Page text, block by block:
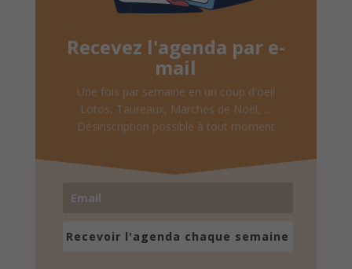
Recevez l'agenda par e-
mail
Une fois par semaine en un coup d'oeil
Lotos, Taureaux, Marchés de Noël, ...
Désinscription possible à tout moment
Recevoir l'agenda chaque semaine